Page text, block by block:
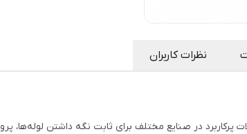
نظرات کاربران
پرکاربرد در صنایع مختلف برای ثابت نگه داشتن